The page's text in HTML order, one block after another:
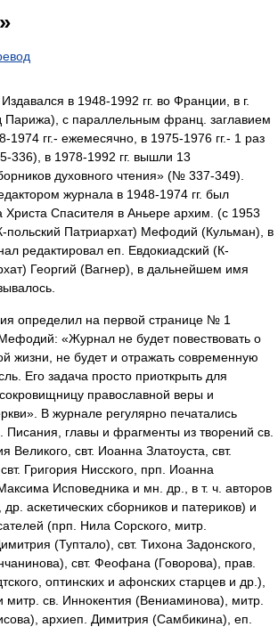
в 1948-1992 гг. во Франции, в г.
Парижа), с параллельным франц. заглавием
1974 гг.- ежемесячно, в 1975-1976 гг.- 1 раз
336), в 1978-1992 гг. вышли 13
духовного чтения» (№ 337-349).
журнала в 1948-1974 гг. был
Христа Спасителя в Аньере архим. (с 1953
польский Патриархат) Мефодий (Кульман), в
редактировал еп. Евдокиадский (К-
Георгий (Вагнер), в дальнейшем имя
определил на первой странице № 1
«Журнал не будет повествовать о
жизни, не будет и отражать современную
Его задача просто приоткрыть для
православной веры и
В журнале регулярно печатались
Писания, главы и фрагменты из творений св.
Великого, свт. Иоанна Златоуста, свт.
Григория Нисского, прп. Иоанна
Исповедника и мн. др., в т. ч. авторов
аскетических сборников и патериков) и
(прп. Нила Сорского, митр.
(Туптало), свт. Тихона Задонского,
свт. Феофана (Говорова), прав.
оптинских и афонских старцев и др.),
митр. св. Иннокентия (Вениаминова), митр.
архиеп. Димитрия (Самбикина), еп.